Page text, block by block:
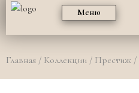
Меню
Главная / Коллекции / Престиж /